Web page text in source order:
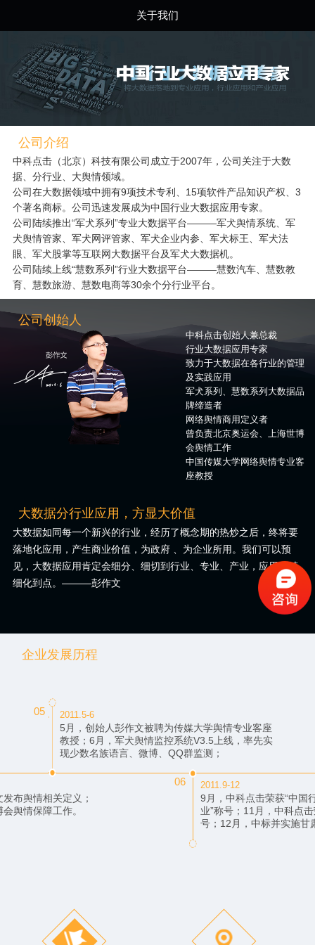
关于我们
公司介绍
中科点击（北京）科技有限公司成立于2007年，公司关注于大数
据、分行业、大舆情领域。
公司在大数据领域中拥有9项技术专利、15项软件产品知识产权、3
个著名商标。公司迅速发展成为中国行业大数据应用专家。
公司陆续推出“军犬系列”专业大数据平台———军犬舆情系统、军
犬舆情管家、军犬网评管家、军犬企业内参、军犬标王、军犬法
眼、军犬股掌等互联网大数据平台及军犬大数据机。
公司陆续上线“慧数系列”行业大数据平台———慧数汽车、慧数教
育、慧数旅游、慧数电商等30余个分行业平台。
公司创始人
中科点击创始人兼总裁
行业大数据应用专家
致力于大数据在各行业的管理
及实践应用
军犬系列、慧数系列大数据品
牌缔造者
网络舆情商用定义者
曾负责北京奥运会、上海世博
会舆情工作
中国传媒大学网络舆情专业客
座教授
大数据分行业应用，方显大价值
大数据如同每一个新兴的行业，经历了概念期的热炒之后，终将要
落地化应用，产生商业价值，为政府 、为企业所用。我们可以预
见，大数据应用肯定会细分、细切到行业、专业、产业，应用会精
细化到点。———彭作文
企业发展历程
布舆情相关定义；
舆情保障工作。
05 2011.5-6
5月，创始人彭作文被聘为传媒大学舆情专业客座
教授；6月，军犬舆情监控系统V3.5上线，率先实
现少数名族语言、微博、QQ群监测；
06 2011.9-12
9月，中科点击荣获“中国
业”称号；11月，中科点
号；12月，中标并实施甘